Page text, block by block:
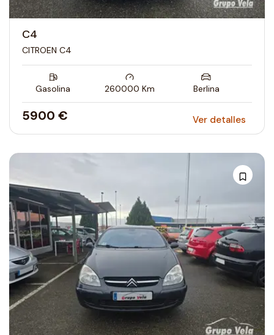
C4
CITROEN C4
Gasolina 260000 Km Berlina
5900 € Ver detalles